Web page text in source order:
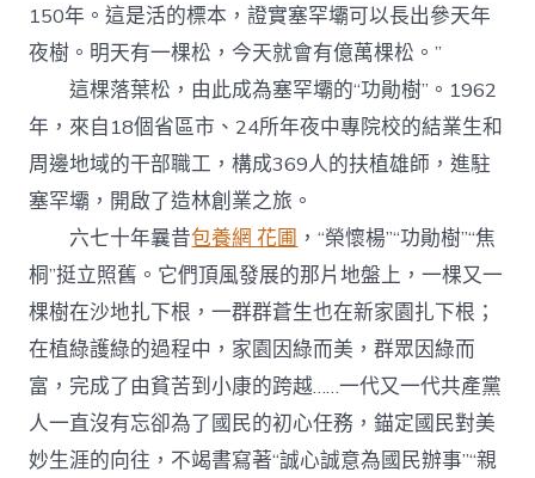
150年。這是活的標本，證實塞罕壩可以長出參天年
夜樹。明天有一棵松，今天就會有億萬棵松。”
這棵落葉松，由此成為塞罕壩的“功勛樹”。1962
年，來自18個省區市、24所年夜中專院校的結業生和
周邊地域的干部職工，構成369人的扶植雄師，進駐
塞罕壩，開啟了造林創業之旅。
六七十年曩昔包養網 花圃 ，“榮懷楊”“功勛樹”“焦
桐”挺立照舊。它們頂風發展的那片地盤上，一棵又一
棵樹在沙地扎下根，一群群蒼生也在新家園扎下根；
在植綠護綠的過程中，家園因綠而美，群眾因綠而
富，完成了由貧苦到小康的跨越……一代又一代共產黨
人一直沒有忘卻為了國民的初心任務，錨定國民對美
妙生涯的向往，不竭書寫著“誠心誠意為國民辦事”“親